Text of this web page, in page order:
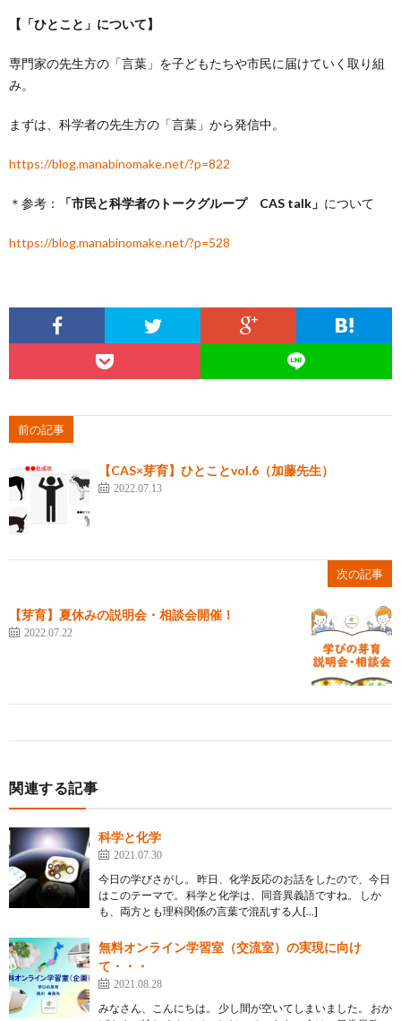
【「ひとこと」について】
専門家の先生方の「言葉」を子どもたちや市民に届けていく取り組
み。
まずは、科学者の先生方の「言葉」から発信中。
https://blog.manabinomake.net/?p=822
＊参考： 「市民と科学者のトークグループ CAS talk」 について
https://blog.manabinomake.net/?p=528
前の記事
【CAS×芽育】ひとことvol.6（加藤先生）
2022.07.13
次の記事
【芽育】夏休みの説明会・相談会開催！
2022.07.22
関連する記事
科学と化学
2021.07.30
今日の学びさがし。 昨日、化学反応のお話をしたので、今日
はこのテーマで。 科学と化学は、同音異義語ですね。 しか
も、両方とも理科関係の言葉で混乱する人[…]
無料オンライン学習室（交流室）の実現に向け
て・・・
2021.08.28
みなさん、こんにちは。 少し間が空いてしまいました。 おか